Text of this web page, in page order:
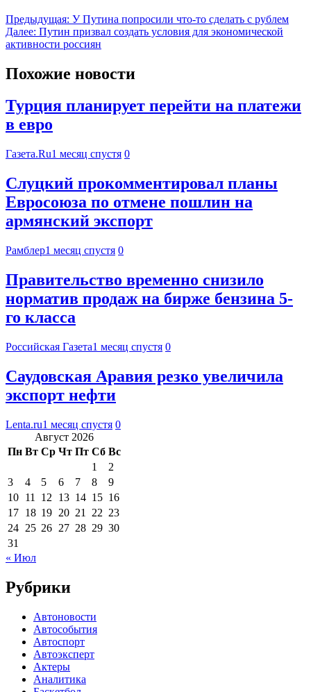
Предыдущая: У Путина попросили что-то сделать с рублем
Далее: Путин призвал создать условия для экономической
активности россиян
Похожие новости
Турция планирует перейти на платежи
в евро
Газета.Ru1 месяц спустя 0
Слуцкий прокомментировал планы
Евросоюза по отмене пошлин на
армянский экспорт
Рамблер1 месяц спустя 0
Правительство временно снизило
норматив продаж на бирже бензина 5-
го класса
Российская Газета1 месяц спустя 0
Саудовская Аравия резко увеличила
экспорт нефти
Lenta.ru1 месяц спустя 0
Август 2026
Пн Вт Ср Чт Пт Сб Вс
1
2
3
4 5 6 7 8
9
10 11 12 13 14 15 16
17 18 19 20 21 22 23
24 25 26 27 28 29 30
31
« Июл
Рубрики
Автоновости
Автособытия
Автоспорт
Автоэксперт
Актеры
Аналитика